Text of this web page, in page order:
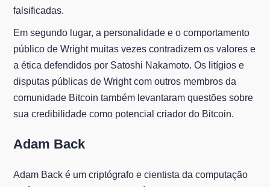
falsificadas.
Em segundo lugar, a personalidade e o comportamento
público de Wright muitas vezes contradizem os valores e
a ética defendidos por Satoshi Nakamoto. Os litígios e
disputas públicas de Wright com outros membros da
comunidade Bitcoin também levantaram questões sobre
sua credibilidade como potencial criador do Bitcoin.
Adam Back
Adam Back é um criptógrafo e cientista da computação